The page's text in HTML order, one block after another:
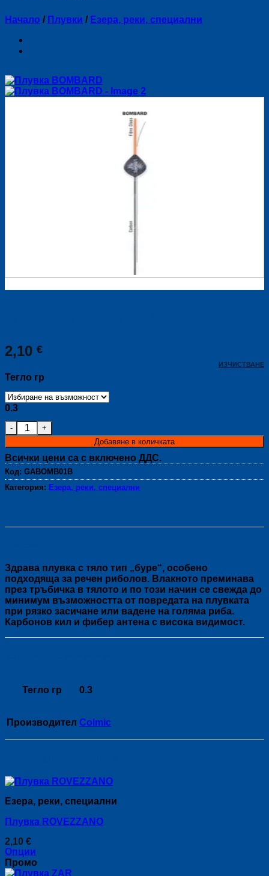
Начало / Плувки / Езера, реки, специални
2,10 €
Тегло гр
0.3
ИЗЧИСТВАНЕ
количество за Плувка BOMBARD
Добавяне в количката
Всички цени са с включено ДДС.
Код: GABOMB01B
Категория: Езера, реки, специални
Здрава плувка с тяло тип „буре“, особено
подходяща за речен риболов. Влакното преминава
през тръбичка в тялото и по този начин се свежда до
минимум възможността от повредата на плувката
при рязко засичане или вадене на голяма риба.
Карбонов кил и фибер антена с висока видимост.
Тегло гр 0.3
Производител Colmic
Езера, реки, специални
Плувка ROVEZZANO
2,10 €
Опции
This
product
Промо